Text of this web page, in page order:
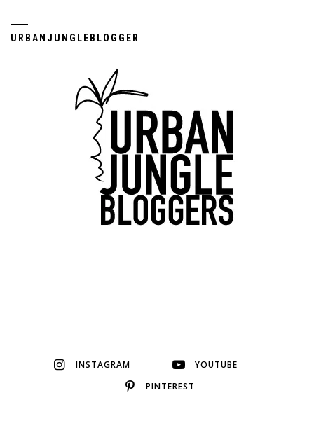
URBANJUNGLEBLOGGER
INSTAGRAM
YOUTUBE
PINTEREST